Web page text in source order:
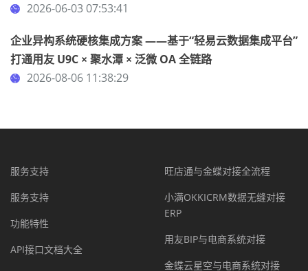
2026-06-03 07:53:41
企业异构系统硬核集成方案 ——基于“轻易云数据集成平台”
打通用友 U9C × 聚水潭 × 泛微 OA 全链路
2026-08-06 11:38:29
服务支持
服务支持
功能特性
API接口文档大全
旺店通与金蝶对接全流程
小满OKKICRM数据无缝对接
ERP
用友BIP与电商系统对接
金蝶云星空与电商系统对接